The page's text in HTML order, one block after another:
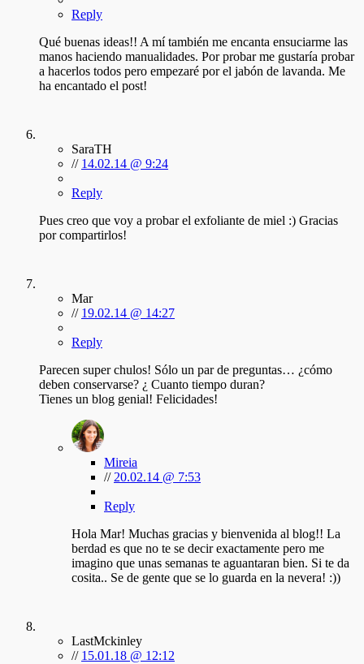
Reply
Qué buenas ideas!! A mí también me encanta ensuciarme las
manos haciendo manualidades. Por probar me gustaría probar
a hacerlos todos pero empezaré por el jabón de lavanda. Me
ha encantado el post!
SaraTH
// 14.02.14 @ 9:24
Reply
Pues creo que voy a probar el exfoliante de miel :) Gracias
por compartirlos!
Mar
// 19.02.14 @ 14:27
Reply
Parecen super chulos! Sólo un par de preguntas… ¿cómo
deben conservarse? ¿ Cuanto tiempo duran?
Tienes un blog genial! Felicidades!
Mireia
// 20.02.14 @ 7:53
Reply
Hola Mar! Muchas gracias y bienvenida al blog!! La
berdad es que no te se decir exactamente pero me
imagino que unas semanas te aguantaran bien. Si te da
cosita.. Se de gente que se lo guarda en la nevera! :))
LastMckinley
// 15.01.18 @ 12:12